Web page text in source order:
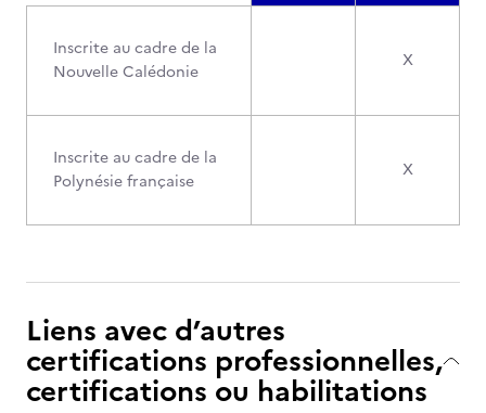
Inscrite au cadre de la
Nouvelle Calédonie
X
Inscrite au cadre de la
Polynésie française
X
Liens avec d’autres
certifications professionnelles,
certifications ou habilitations